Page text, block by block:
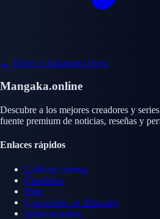
← Volver a Sakamoto Days
Mangaka.online
Descubre a los mejores creadores y
fuente premium de noticias, reseñas y
Enlaces rápidos
Catálogo manga
Creadores
Blog
Conviértete en Mangaka
Sobre nosotros